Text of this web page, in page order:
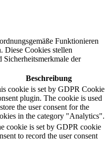
Funktionieren
Diese Cookies stellen
Sicherheitsmerkmale der
Beschreibung
cookie is set by GDPR Cookie
plugin. The cookie is used
the user consent for the
in the category "Analytics".
cookie is set by GDPR cookie
to record the user consent